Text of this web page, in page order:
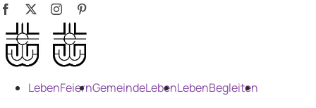
Zum
Inhalt
springen
Facebook Instagram
LebenFeiernGemeindeLebenLebenBegleiten